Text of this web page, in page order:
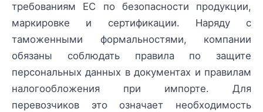
требованиям ЕС по безопасности продукции,
маркировке и сертификации. Наряду с
таможенными формальностями, компании
обязаны соблюдать правила по защите
персональных данных в документах и правилам
налогообложения при импорте. Для
перевозчиков это означает необходимость